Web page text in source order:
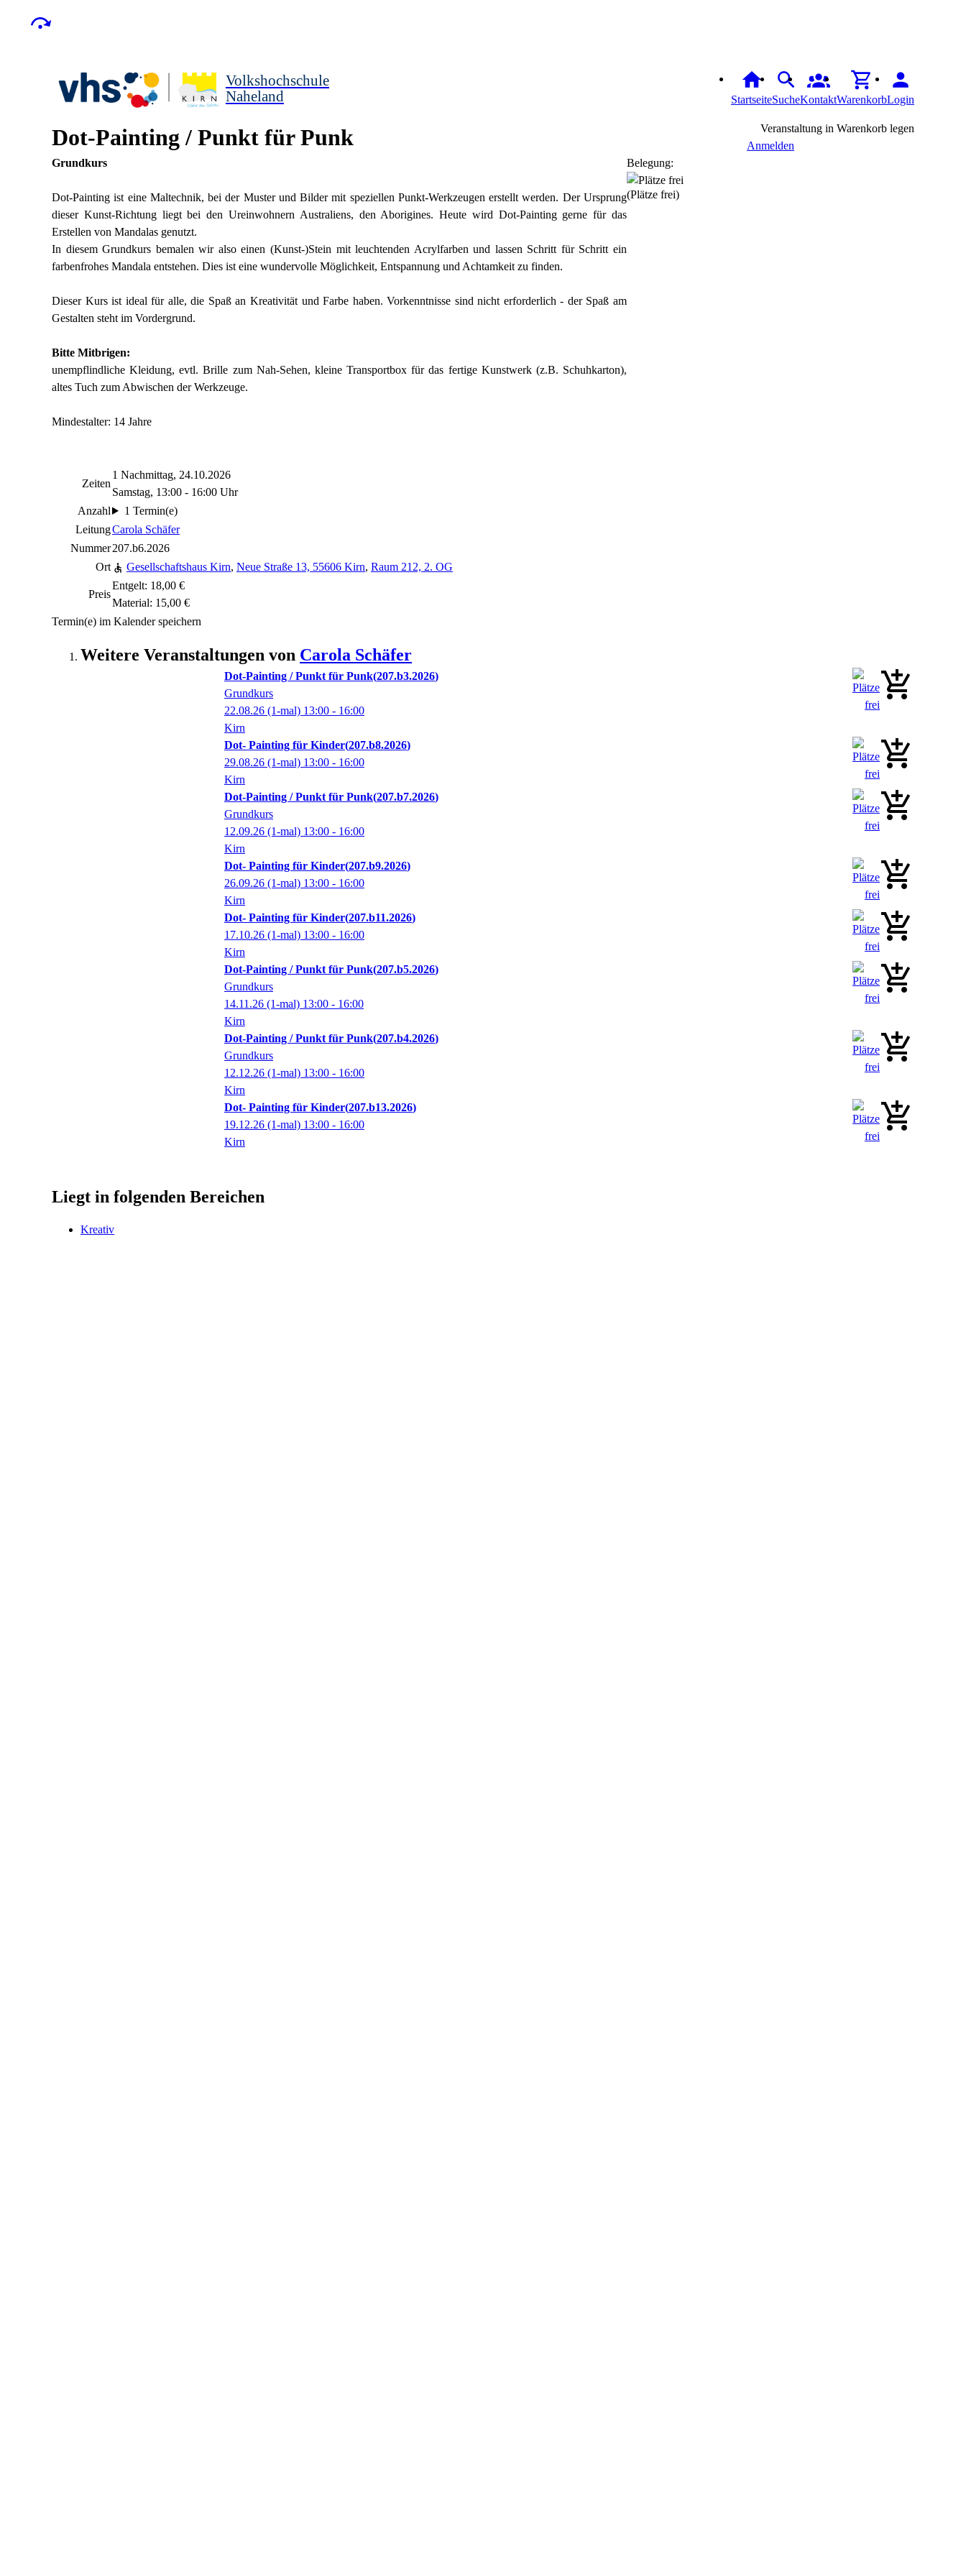
Volkshochschule
Naheland
StartseiteSucheKontaktWarenkorbLogin
Dot-Painting / Punkt für Punk
Grundkurs
Dot-Painting ist eine Maltechnik, bei der Muster und Bilder mit speziellen Punkt-Werkzeugen erstellt werden. Der Ursprung
dieser Kunst-Richtung liegt bei den Ureinwohnern Australiens, den Aborigines. Heute wird Dot-Painting gerne für das
Erstellen von Mandalas genutzt.
In diesem Grundkurs bemalen wir also einen (Kunst-)Stein mit leuchtenden Acrylfarben und lassen Schritt für Schritt ein
farbenfrohes Mandala entstehen. Dies ist eine wundervolle Möglichkeit, Entspannung und Achtamkeit zu finden.
Dieser Kurs ist ideal für alle, die Spaß an Kreativität und Farbe haben. Vorkenntnisse sind nicht erforderlich - der Spaß am
Gestalten steht im Vordergrund.
Bitte Mitbrigen:
unempflindliche Kleidung, evtl. Brille zum Nah-Sehen, kleine Transportbox für das fertige Kunstwerk (z.B. Schuhkarton),
altes Tuch zum Abwischen der Werkzeuge.
Mindestalter: 14 Jahre
Zeiten
1 Nachmittag, 24.10.2026
Samstag, 13:00 - 16:00 Uhr
Anzahl
1 Termin(e)
LeitungCarola Schäfer
Nummer207.b6.2026
Ort
Gesellschaftshaus Kirn, Neue Straße 13, 55606 Kirn, Raum 212, 2. OG
Preis
Entgelt: 18,00 €
Material: 15,00 €
Veranstaltung in Warenkorb legen
Anmelden
Belegung:
(Plätze frei)
Termin(e) im Kalender speichern
Weitere Veranstaltungen von Carola Schäfer
Dot-Painting / Punkt für Punk 207.b3.2026
Grundkurs
22.08.26 (1-mal) 13:00 - 16:00
Kirn
Dot- Painting für Kinder 207.b8.2026
29.08.26 (1-mal) 13:00 - 16:00
Kirn
Dot-Painting / Punkt für Punk 207.b7.2026
Grundkurs
12.09.26 (1-mal) 13:00 - 16:00
Kirn
Dot- Painting für Kinder 207.b9.2026
26.09.26 (1-mal) 13:00 - 16:00
Kirn
Dot- Painting für Kinder 207.b11.2026
17.10.26 (1-mal) 13:00 - 16:00
Kirn
Dot-Painting / Punkt für Punk 207.b5.2026
Grundkurs
14.11.26 (1-mal) 13:00 - 16:00
Kirn
Dot-Painting / Punkt für Punk 207.b4.2026
Grundkurs
12.12.26 (1-mal) 13:00 - 16:00
Kirn
Dot- Painting für Kinder 207.b13.2026
19.12.26 (1-mal) 13:00 - 16:00
Kirn
Liegt in folgenden Bereichen
Kreativ